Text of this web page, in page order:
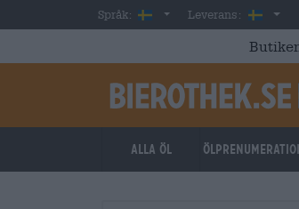
Skip to main content
Språk: SwedishLeverans:
Alla öl